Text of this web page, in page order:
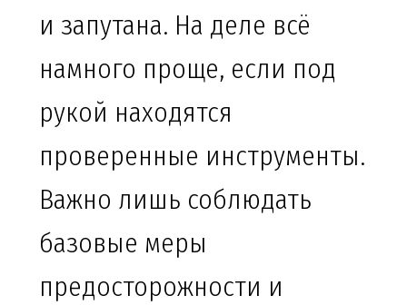
и запутана. На деле всё
намного проще, если под
рукой находятся
проверенные инструменты.
Важно лишь соблюдать
базовые меры
предосторожности и